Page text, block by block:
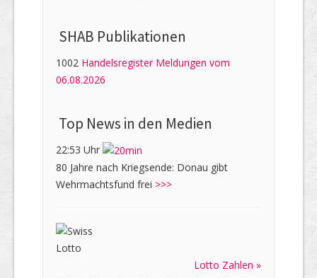
SHAB Publi­kati­onen
1002 Handelsregister Meldungen vom
06.08.2026
Top News in den Medien
22:53 Uhr
80 Jahre nach Kriegsende: Donau gibt
Wehrmachtsfund frei >>>
Lotto Zahlen »